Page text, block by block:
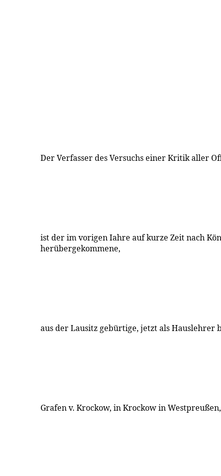
Der Verfasser des Versuchs einer Kritik aller
ist der im vorigen Iahre auf kurze Zeit nach
herübergekommene,
aus der Lausitz gebürtige, jetzt als Hauslehrer
Grafen v. Krockow, in Krockow in